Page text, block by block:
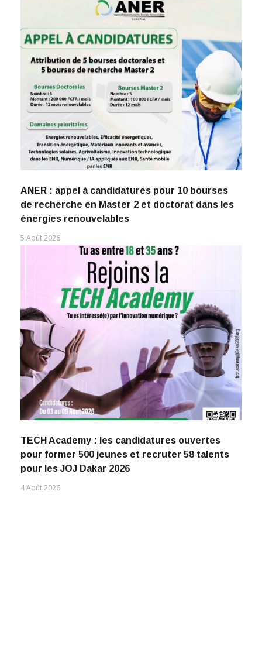
ANER : appel à candidatures pour 10 bourses
de recherche en Master 2 et doctorat dans les
énergies renouvelables
5 Août 2026
TECH Academy : les candidatures ouvertes
pour former 500 jeunes et recruter 58 talents
pour les JOJ Dakar 2026
4 Août 2026